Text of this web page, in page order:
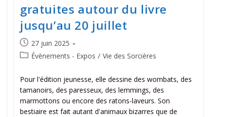
gratuites autour du livre
jusqu’au 20 juillet
27 juin 2025
Évènements - Expos / Vie des Sorcières
Pour l'édition jeunesse, elle dessine des wombats, des
tamanoirs, des paresseux, des lemmings, des
marmottons ou encore des ratons-laveurs. Son
bestiaire est fait autant d'animaux bizarres que de